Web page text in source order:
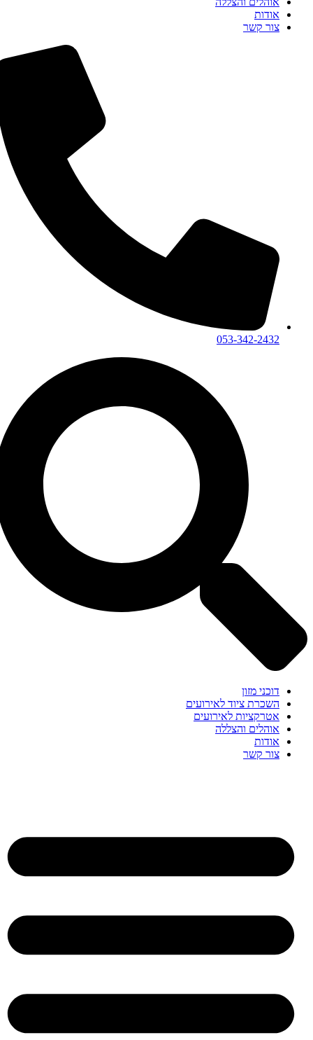
אודות
צור קשר
053-342-2432
דוכני מזון
השכרת ציוד לאירועים
אטרקציות לאירועים
אוהלים והצללה
אודות
צור קשר